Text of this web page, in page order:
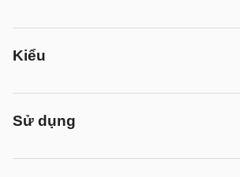
Kiểu
Sử dụng